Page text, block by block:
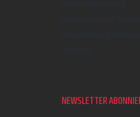
Widerrufsbelehrung
Reklamation und
Versandarten &
Über uns
NEWSLETTER